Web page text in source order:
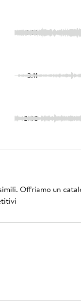
3:14
3:11
2:08
Offriamo un